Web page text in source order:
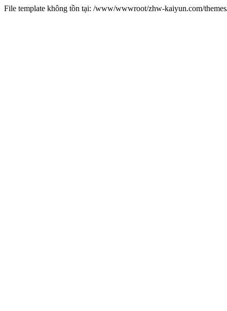
File template không tồn tại: /www/wwwroot/zhw-kaiyun.com/